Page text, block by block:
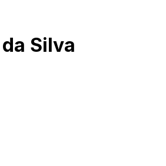
Silva